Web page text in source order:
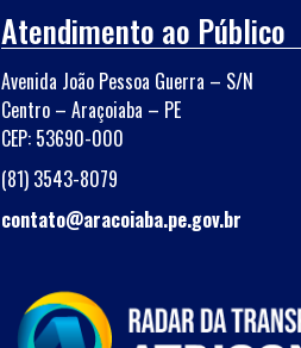
Atendimento ao Público
Avenida João Pessoa Guerra – S/N
Centro – Araçoiaba – PE
CEP: 53690-000
(81) 3543-8079
contato@aracoiaba.pe.gov.br